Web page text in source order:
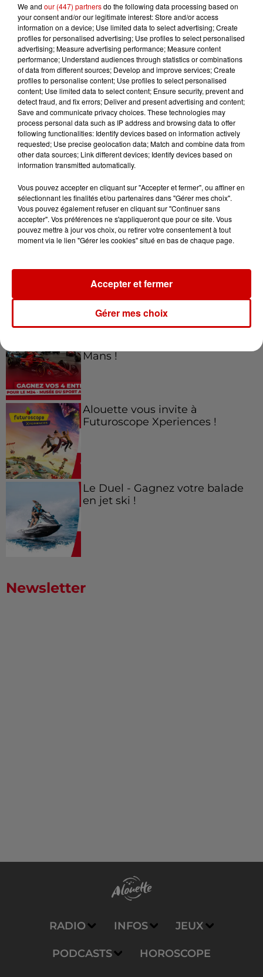
6 août 2026
Invasion de physalies sur des
plages du Sud-Ouest
6 août 2026
À LA UNE : affaire Manon
Relandeau, musée cambriolé et
Amel Bent en...
Jeux Voir plus
Gagnez vos entrées pour le
Mans !
Alouette vous invite à
Futuroscope Xperiences !
Le Duel - Gagnez votre balade
en jet ski !
Newsletter
RADIO INFOS JEUX
PODCASTS HOROSCOPE
We and our (447) partnersdo the following data processing based on
your consent and/or our legitimate interest: Store and/or access
information on a device; Use limited data to select advertising; Create
profiles for personalised advertising; Use profiles to select personalised
advertising; Measure advertising performance; Measure content
performance; Understand audiences through statistics or combinations
of data from different sources; Develop and improve services; Create
profiles to personalise content; Use profiles to select personalised
content; Use limited data to select content; Ensure security, prevent and
detect fraud, and fix errors; Deliver and present advertising and content;
Save and communicate privacy choices. These technologies may
process personal data such as IP address and browsing data to offer
following functionalities: Identify devices based on information actively
requested; Use precise geolocation data; Match and combine data from
other data sources; Link different devices; Identify devices based on
information transmitted automatically.
Vous pouvez accepter en cliquant sur "Accepter et fermer", ou affiner en
sélectionnant les finalités et/ou partenaires dans "Gérer mes choix".
Vous pouvez également refuser en cliquant sur "Continuer sans
accepter". Vos préférences ne s'appliqueront que pour ce site. Vous
pouvez mettre à jour vos choix, ou retirer votre consentement à tout
moment via le lien "Gérer les cookies" situé en bas de chaque page.
Gérer mes choix
Accepter et fermer